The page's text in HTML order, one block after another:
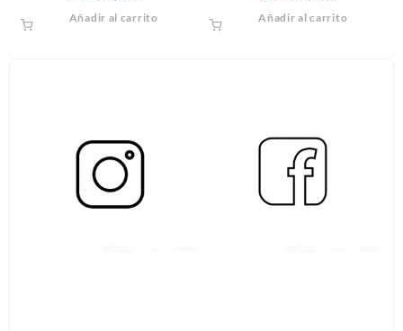
Añadir al carrito Añadir al carrito